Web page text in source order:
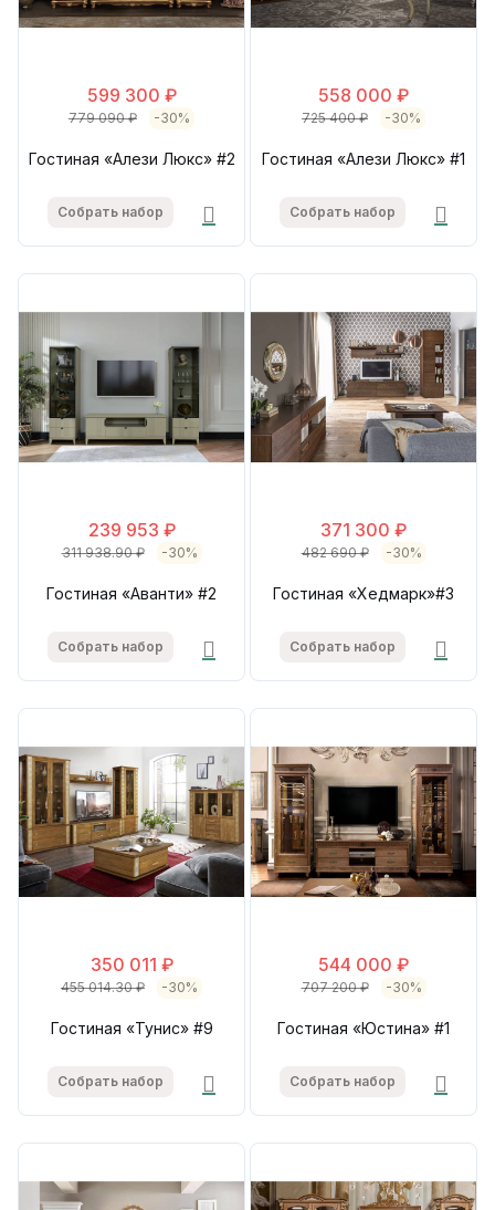
599 300 ₽
779 090 ₽ -30%
Гостиная «Алези Люкс» #2
Собрать набор
558 000 ₽
725 400 ₽ -30%
Гостиная «Алези Люкс» #1
Собрать набор
239 953 ₽
311 938.90 ₽ -30%
Гостиная «Аванти» #2
Собрать набор
371 300 ₽
482 690 ₽ -30%
Гостиная «Хедмарк»#3
Собрать набор
350 011 ₽
455 014.30 ₽ -30%
Гостиная «Тунис» #9
Собрать набор
544 000 ₽
707 200 ₽ -30%
Гостиная «Юстина» #1
Собрать набор